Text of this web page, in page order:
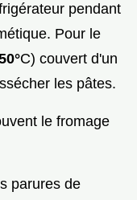
pendant
Pour le
C) couvert d'un
les pâtes.
le fromage
parures de